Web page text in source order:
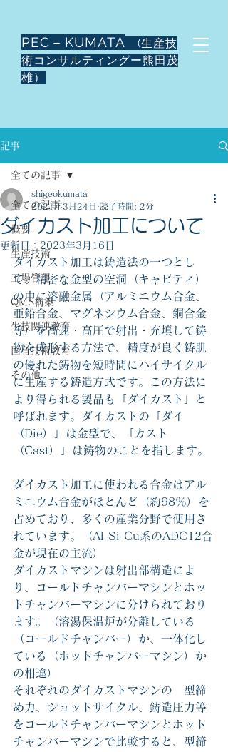
PEC－KUMATA
(生産技
術コンサルティングー熊田茂
雄）
記事
全ての記事
概要
生産技術
工場管理
QMS構築
生技関連教育
固有技術教育
その他
全ての記事
ダイカスト加工について
shigeokumata
2021年3月24日
読了時間: 2分
更新日： 2023年3月16日
ダイカスト加工は鋳造法の一つとし
て、精密な金型の空洞（キャビティ）
の中に溶融金属（アルミニウム合金、
亜鉛合金、マグネシウム合金、銅合金
等）を高速・高圧で射出・充填して鋳
物を成形する方法で、精度が良く鋳肌
の優れた鋳物を短時間にハイサイクル
に生産する鋳造方式です。この方法に
より得られる製品も「ダイカスト」と
呼ばれます。ダイカストの「ダイ
（Die）」は金型で、「カスト
（Cast）」は鋳物のことを指します。
ダイカスト加工に使われる合金はアル
ミニウム合金がほとんど（約98％）を
占めており、多くの産業分野で使用さ
れています。（Al-Si-Cu系のADC12合
金が現在の主流）
ダイカストマシンは射出部構造によ
り、コールドチャンバーマシンとホッ
トチャンバーマシンに分けられており
ます。（溶湯保温炉が分離している
（コールドチャンバー）か、一体化し
ている（ホットチャンバーマシン）か
の相違）
それぞれのダイカストマシンの　型締
め力、ショットサイクル、鋳造圧力等
をコールドチャンバーマシンとホット
チャンバーマシンで比較すると、型締